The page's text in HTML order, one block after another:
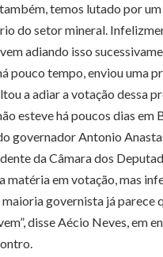
temos lutado por
do setor mineral.
adiando isso
pouco tempo, enviou uma
a adiar a votação dessa
esteve há poucos dias em
governador Antonio
da Câmara dos
matéria em votação, mas
maioria governista já parece
disse Aécio Neves, em